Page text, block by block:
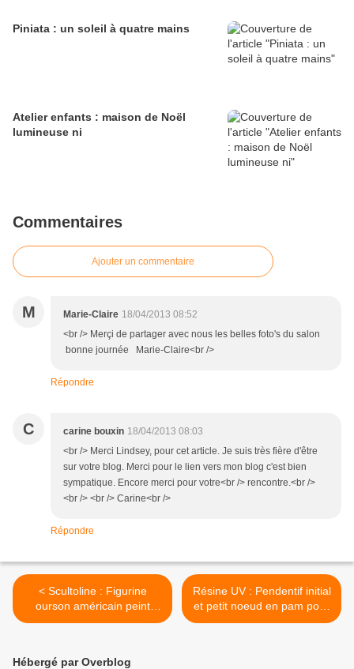
Piniata : un soleil à quatre mains
Atelier enfants : maison de Noël
lumineuse ni
Commentaires
Ajouter un commentaire
M Marie-Claire 18/04/2013 08:52
<br /> Merçi de partager avec nous les belles foto's du salon
bonne journée Marie-Claire<br />
Répondre
C carine bouxin 18/04/2013 08:03
<br /> Merci Lindsey, pour cet article. Je suis très fière d'être
sur votre blog. Merci pour le lien vers mon blog c'est bien
sympatique. Encore merci pour votre<br /> rencontre.<br />
<br /> <br /> Carine<br />
Répondre
< Scultoline : Figurine
ourson américain peint
avec de la peinture pour
Résine UV : Pendentif initial
et petit noeud en pam pour
ma princesse >
Hébergé par Overblog